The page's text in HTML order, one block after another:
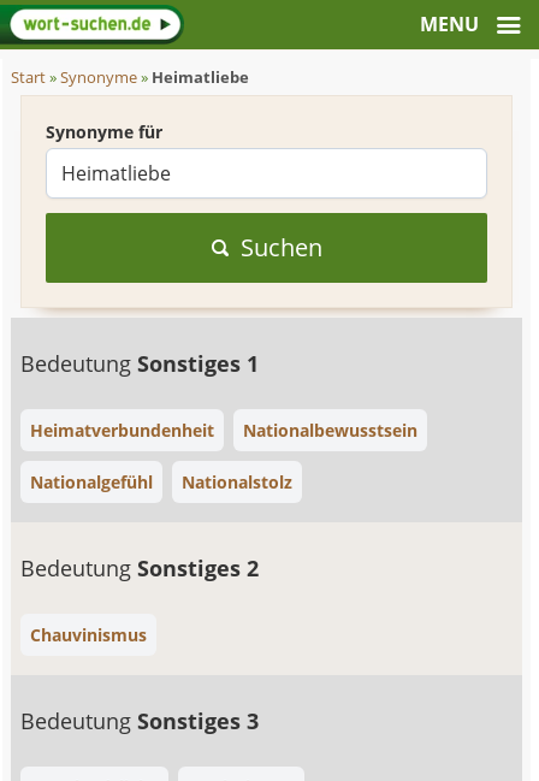
Start»Synonyme» Heimatliebe
Synonyme für
Suchen
BedeutungSonstiges 1
Heimatverbundenheit Nationalbewusstsein
Nationalgefühl Nationalstolz
BedeutungSonstiges 2
Chauvinismus
BedeutungSonstiges 3